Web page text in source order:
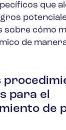
que
sobre cómo
de
para el
de